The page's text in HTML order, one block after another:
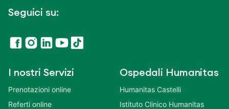
Seguici su:
I nostri Servizi
Prenotazioni online
Referti online
Ospedali Humanitas
Humanitas Castelli
Istituto Clinico Humanitas